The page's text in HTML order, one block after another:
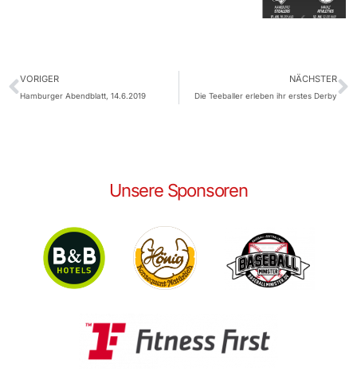
VORIGER
Hamburger Abendblatt, 14.6.2019
NÄCHSTER
Die Teeballer erleben ihr erstes Derby
Unsere Sponsoren